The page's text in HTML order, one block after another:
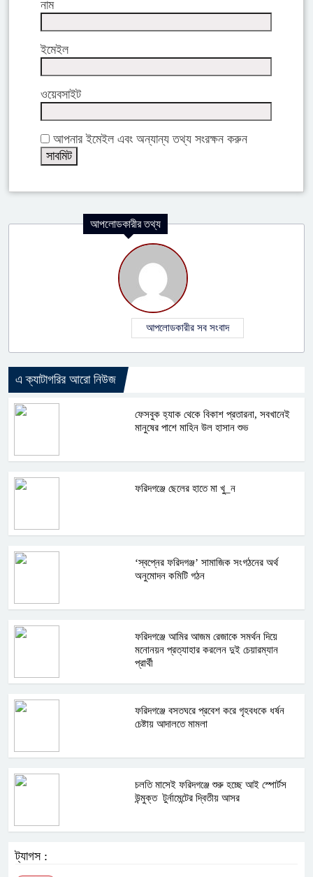
নাম
ইমেইল
ওয়েবসাইট
আপনার ইমেইল এবং অন্যান্য তথ্য সংরক্ষন করুন
আপলোডকারীর তথ্য
আপলোডকারীর সব সংবাদ
এ ক্যাটাগরির আরো নিউজ
ফেসবুক হ্যাক থেকে বিকাশ প্রতারনা, সবখানেই
মানুষের পাশে মাহিন উল হাসান শুভ
ফরিদগঞ্জে ছেলের হাতে মা খু_ন
‘স্বপ্নের ফরিদগঞ্জ’ সামাজিক সংগঠনের অর্থ
অনুমোদন কমিটি গঠন
ফরিদগঞ্জে আমির আজম রেজাকে সমর্থন দিয়ে
মনোনয়ন প্রত্যাহার করলেন দুই চেয়ারম্যান
প্রার্থী
ফরিদগঞ্জে বসতঘরে প্রবেশ করে গৃহবধকে ধর্ষন
চেষ্টায় আদালতে মামলা
চলতি মাসেই ফরিদগঞ্জে শুরু হচ্ছে আই স্পোর্টস
উন্মুক্ত টুর্নামেন্টের দ্বিতীয় আসর
ট্যাগস :